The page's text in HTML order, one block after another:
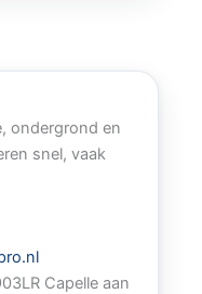
ondergrond en
snel, vaak
Capelle aan